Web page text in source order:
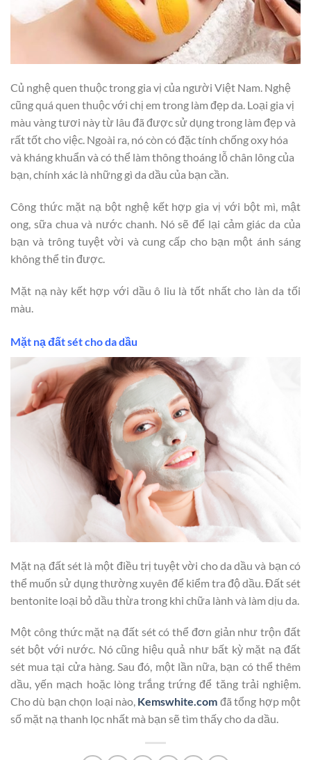
Củ nghệ quen thuộc trong gia vị của người Việt Nam. Nghệ
cũng quá quen thuộc với chị em trong làm đẹp da. Loại gia vị
màu vàng tươi này từ lâu đã được sử dụng trong làm đẹp và
rất tốt cho việc. Ngoài ra, nó còn có đặc tính chống oxy hóa
và kháng khuẩn và có thể làm thông thoáng lỗ chân lông của
bạn, chính xác là những gì da dầu của bạn cần.
Công thức mặt nạ bột nghệ kết hợp gia vị với bột mì, mật
ong, sữa chua và nước chanh. Nó sẽ để lại cảm giác da của
bạn và trông tuyệt vời và cung cấp cho bạn một ánh sáng
không thể tin được.
Mặt nạ này kết hợp với dầu ô liu là tốt nhất cho làn da tối
màu.
Mặt nạ đất sét cho da dầu
Mặt nạ đất sét là một điều trị tuyệt vời cho da dầu và bạn có
thể muốn sử dụng thường xuyên để kiểm tra độ dầu. Đất sét
bentonite loại bỏ dầu thừa trong khi chữa lành và làm dịu da.
Một công thức mặt nạ đất sét có thể đơn giản như trộn đất
sét bột với nước. Nó cũng hiệu quả như bất kỳ mặt nạ đất
sét mua tại cửa hàng. Sau đó, một lần nữa, bạn có thể thêm
dầu, yến mạch hoặc lòng trắng trứng để tăng trải nghiệm.
Cho dù bạn chọn loại nào, Kemswhite.com đã tổng hợp một
số mặt nạ thanh lọc nhất mà bạn sẽ tìm thấy cho da dầu.